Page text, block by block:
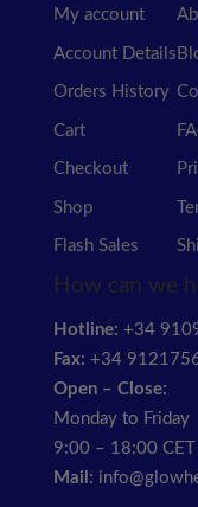
My account
Account Details
Orders History
Cart
Checkout
Shop
Flash Sales
How can we
Hotline: +34
Fax: +34
Open – Close:
Monday to Friday
9:00 – 18:00 CET
Mail: